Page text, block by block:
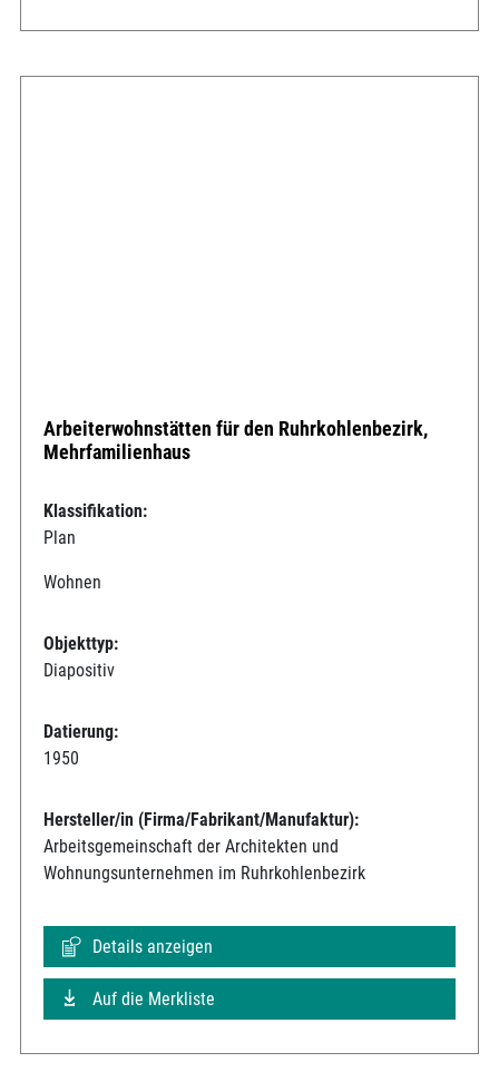
Arbeiterwohnstätten für den Ruhrkohlenbezirk,
Mehrfamilienhaus
Klassifikation:
Plan
Wohnen
Objekttyp:
Diapositiv
Datierung:
1950
Hersteller/in (Firma/Fabrikant/Manufaktur):
Arbeitsgemeinschaft der Architekten und
Wohnungsunternehmen im Ruhrkohlenbezirk
Details anzeigen
Auf die Merkliste